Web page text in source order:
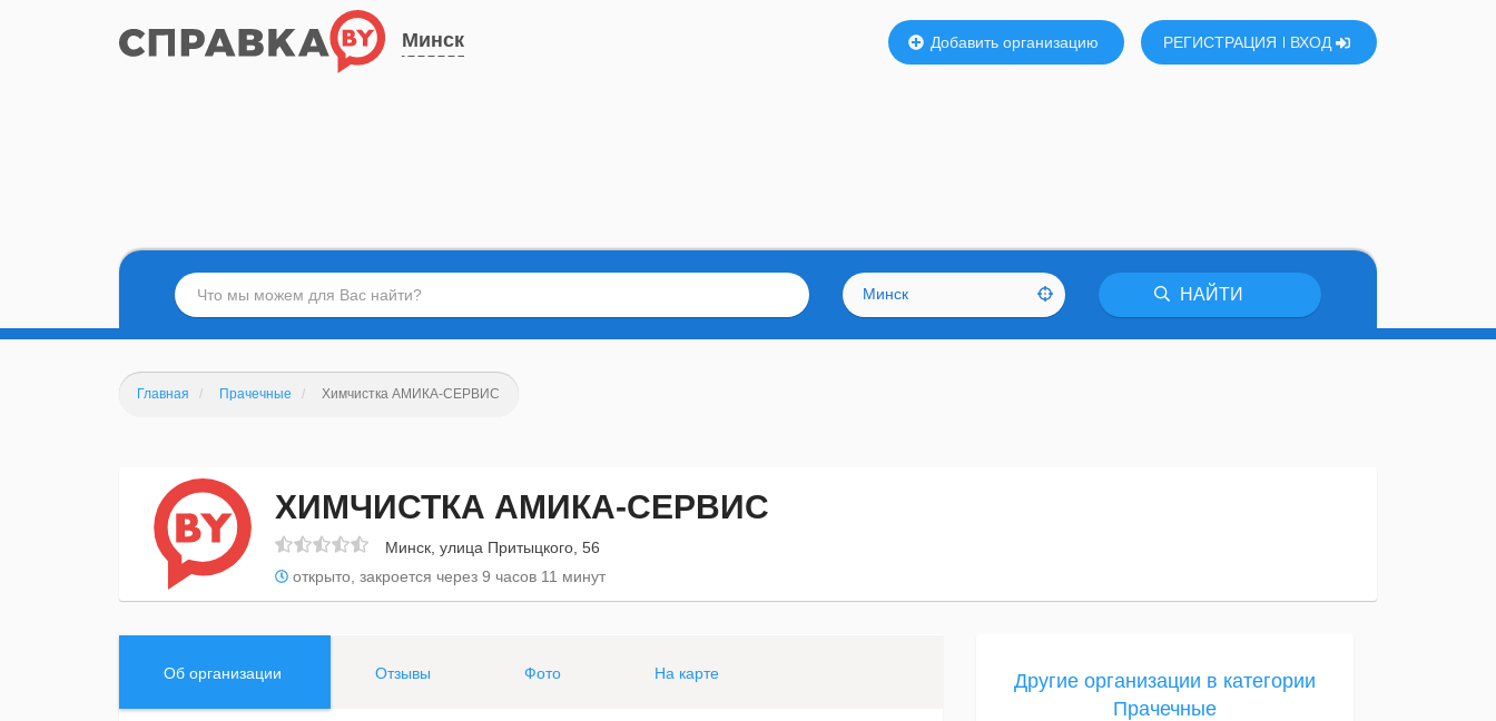
Минск Добавить организацию РЕГИСТРАЦИЯ ВХОД
Минск НАЙТИ
Главная Прачечные Химчистка АМИКА-СЕРВИС
ХИМЧИСТКА АМИКА-СЕРВИС
Минск, улица Притыцкого, 56
открыто, закроется через 9 часов 11 минут
Об организации Отзывы Фото На карте
Другие организации в категории
Прачечные